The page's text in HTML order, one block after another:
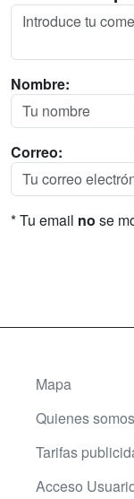
Nombre:
Correo:
* Tu email no se
Mapa
Quienes somos
Tarifas
Acceso